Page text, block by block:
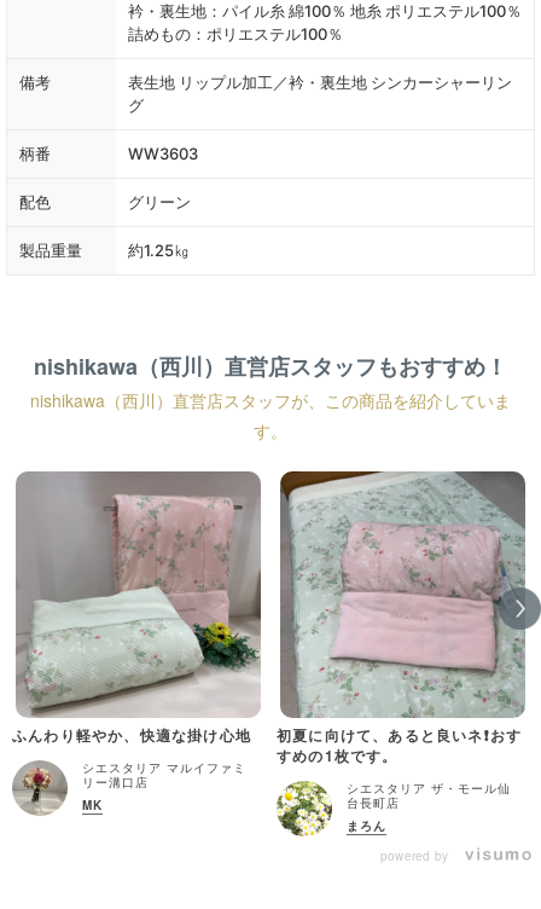
衿・裏生地：パイル糸 綿100％ 地糸 ポリエステル100％
詰めもの：ポリエステル100％
備考
表生地 リップル加工／衿・裏生地 シンカーシャーリン
グ
柄番 WW3603
配色 グリーン
製品重量 約1.25㎏
nishikawa（西川）直営店スタッフもおすすめ！
nishikawa（西川）直営店スタッフが、この商品を紹介していま
す。
ふんわり軽やか、快適な掛け心地
シエスタリア マルイファミ
リー溝口店
MK
初夏に向けて、あると良いネ❗️おす
すめの1枚です。
シエスタリア ザ・モール仙
台長町店
まろん
powered by